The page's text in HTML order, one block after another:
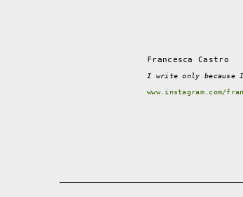
Francesca Castro
I write only because
www.instagram.com/